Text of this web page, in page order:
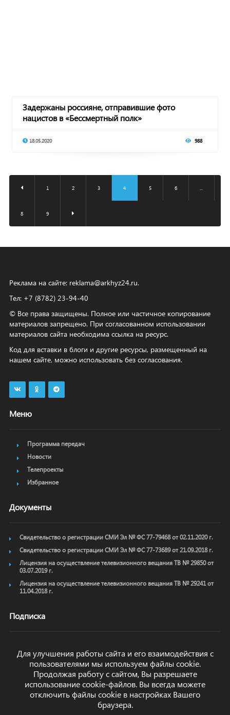
Задержаны россияне, отправившие фото
нацистов в «Бессмертный полк»
18.05.2020 988
1 2 3 4 5 6
8 9
Реклама на сайте: reklama@arkhyz24.ru.
Тел: +7 (8782) 23‑94‑40
© Все права защищены. Полное или частичное копирование
материалов запрещено. При согласованном использовании
материалов сайта необходима ссылка на ресурс.
Код для вставки в блоги и другие ресурсы, размещенный на
нашем сайте, можно использовать без согласования.
Меню
Программа передач
Новости
Телепроекты
Избранное
Документы
Свидетельство о регистрации СМИ Эл № ФС 77-79468 от 02.11.2020 г.
Свидетельство о регистрации СМИ Эл № ФС 77-73689 от 21.09.2018 г.
Лицензия на осуществление телевизионного вещания ТВ № 29850 от
03.07.2019 г.
Лицензия на осуществление телевизионного вещания ТВ № 29241 от
11.04.2018 г.
Подписка
ОТПРАВИТЬ
Для улучшения работы сайта и его взаимодействия с
пользователями мы используем файлы cookie.
Продолжая работу с сайтом, Вы разрешаете
использование cookie-файлов. Вы всегда можете
отключить файлы cookie в настройках Вашего
браузера.